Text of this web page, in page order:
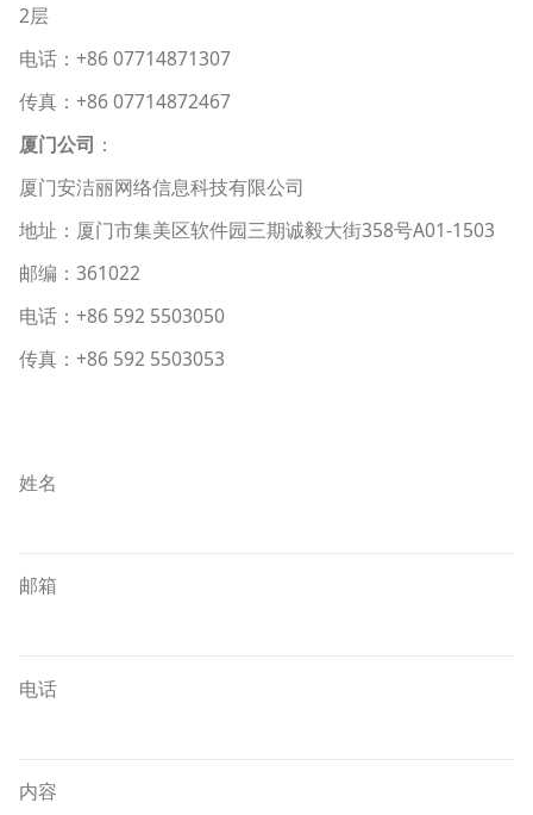
2层
电话：+86 07714871307
传真：+86 07714872467
厦门公司 ：
厦门安洁丽网络信息科技有限公司
地址：厦门市集美区软件园三期诚毅大街358号A01-1503
邮编：361022
电话：+86 592 5503050
传真：+86 592 5503053
姓名
邮箱
电话
内容